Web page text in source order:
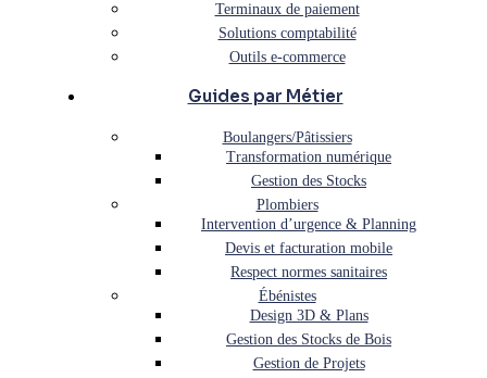
Terminaux de paiement
Solutions comptabilité
Outils e-commerce
Guides par Métier
Boulangers/Pâtissiers
Transformation numérique
Gestion des Stocks
Plombiers
Intervention d’urgence & Planning
Devis et facturation mobile
Respect normes sanitaires
Ébénistes
Design 3D & Plans
Gestion des Stocks de Bois
Gestion de Projets